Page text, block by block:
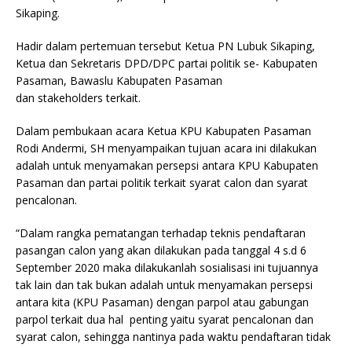
Sikaping.
Hadir dalam pertemuan tersebut Ketua PN Lubuk Sikaping,
Ketua dan Sekretaris DPD/DPC partai politik se- Kabupaten
Pasaman, Bawaslu Kabupaten Pasaman
dan stakeholders terkait.
Dalam pembukaan acara Ketua KPU Kabupaten Pasaman
Rodi Andermi, SH menyampaikan tujuan acara ini dilakukan
adalah untuk menyamakan persepsi antara KPU Kabupaten
Pasaman dan partai politik terkait syarat calon dan syarat
pencalonan.
“Dalam rangka pematangan terhadap teknis pendaftaran
pasangan calon yang akan dilakukan pada tanggal 4 s.d 6
September 2020 maka dilakukanlah sosialisasi ini tujuannya
tak lain dan tak bukan adalah untuk menyamakan persepsi
antara kita (KPU Pasaman) dengan parpol atau gabungan
parpol terkait dua hal penting yaitu syarat pencalonan dan
syarat calon, sehingga nantinya pada waktu pendaftaran tidak